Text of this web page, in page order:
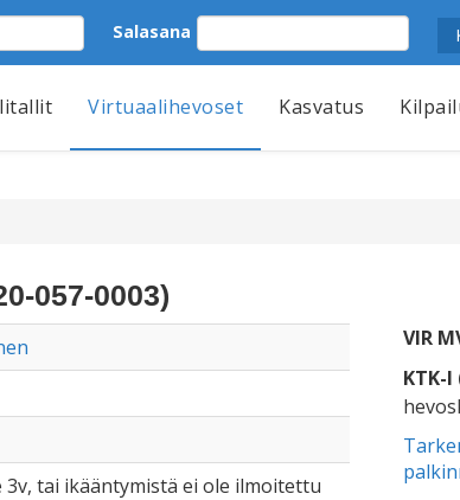
Salasana
Virtuaalihevoset Kasvatus
057-0003)
3v, tai ikääntymistä ei ole ilmoitettu
VIR
KTK-I